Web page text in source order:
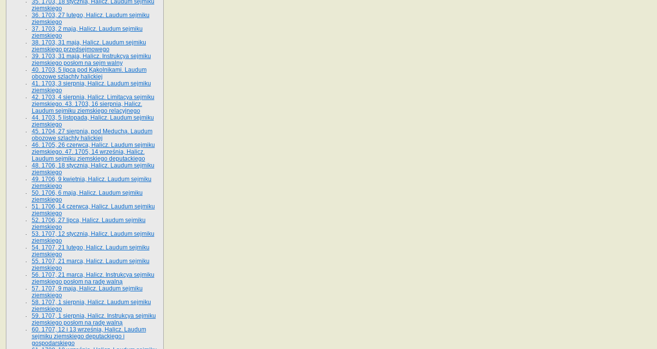
35. 1703, 18 stycznia, Halicz. Laudum sejmiku
ziemskiego
36. 1703, 27 lutego, Halicz. Laudum sejmiku
ziemskiego
37. 1703, 2 maja, Halicz. Laudum sejmiku
ziemskiego
38. 1703, 31 maja, Halicz. Laudum sejmiku
ziemskiego przedsejmowego
39. 1703, 31 maja, Halicz. Instrukcya sejmiku
ziemskiego posłom na sejm walny
40. 1703, 5 lipca pod Kąkolnikami. Laudum
obozowe szlachty halickiej
41­. 1703, 3 sierpnia, Halicz. Laudum sejmiku
ziemskiego
42. 1703, 4 sierpnia, Halicz. Limitacya sejmiku
ziemskiego. 43. 1703, 16 sierpnia, Halicz.
Laudum sejmiku ziemskiego relacyjnego
44. 1703, 5 listopada, Halicz. Laudum sejmiku
ziemskiego
45. 1704, 27 sierpnia, pod Meduchą. Laudum
obozowe szlachty halickiej
46. 1705, 26 czerwca, Halicz. Laudum sejmiku
ziemskiego. 47. 1705, 14 września, Halicz.
Laudum sejmiku ziemskiego deputackiego
48. 1706, 18 stycznia, Halicz. Laudum sejmiku
ziemskiego
49. 1706, 9 kwietnia, Halicz. Laudum sejmiku
ziemskiego
50. 1706, 6 maja, Halicz. Laudum sejmiku
ziemskiego
51. 1706, 14 czerwca, Halicz. Laudum sejmiku
ziemskiego
52. 1706, 27 lipca, Halicz. Laudum sejmiku
ziemskiego
53. 1707, 12 stycznia, Halicz. Laudum sejmiku
ziemskiego
54. 1707, 21 lutego, Halicz. Laudum sejmiku
ziemskiego
55. 1707, 21 marca, Halicz. Laudum sejmiku
ziemskiego
56. 1707, 21 marca, Halicz. Instrukcya sejmiku
ziemskiego posłom na radę walną
57. 1707, 9 maja, Halicz. Laudum sejmiku
ziemskiego
58. 1707, 1 sierpnia, Halicz. Laudum sejmiku
ziemskiego
59. 1707, 1 sierpnia, Halicz. Instrukcya sejmiku
ziemskiego posłom na radę walną
60. 1707, 12 i 13 września, Halicz. Laudum
sejmiku ziemskiego deputackiego i
gospodarskiego